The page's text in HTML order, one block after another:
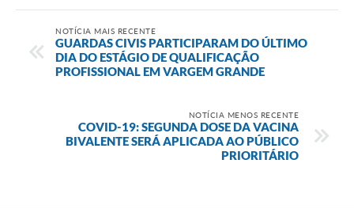
NOTÍCIA MAIS RECENTE
GUARDAS CIVIS PARTICIPARAM DO ÚLTIMO
DIA DO ESTÁGIO DE QUALIFICAÇÃO
PROFISSIONAL EM VARGEM GRANDE
NOTÍCIA MENOS RECENTE
COVID-19: SEGUNDA DOSE DA VACINA
BIVALENTE SERÁ APLICADA AO PÚBLICO
PRIORITÁRIO